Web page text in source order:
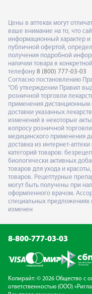
Цены в аптеках могут
ваше внимание на то, что
информационный характер и
публичной офертой,
получения подробной
наличии товара в
телефону 8 (800) 777-03-03
Согласно постановлению
"Об утверждении Правил
розничной торговли
применения дистанционным
доставки указанных
изменений в некоторые
вопросу розничной
медицинского применения
доставка из интернет-
категорий товаров:
биологически активных
товаров для ухода и
товаров. Рецептурные
могут быть получены при
оформленного врачом.
специальных предложениях
изменен
8-800-777-03-03
Копирайт: © 2026 Общество с
ответственностью (ООО)